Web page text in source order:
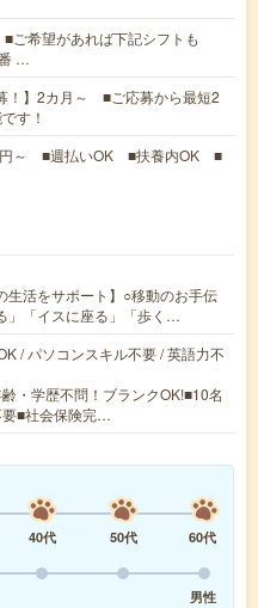
ご希望があれば下記シフトも
…
！】2カ月～ ■ご応募から最短2
す！
円～ ■週払いOK ■扶養内OK ■
生活をサポート】○移動のお手伝
」「イスに座る」「歩く…
/ パソコンスキル不要 / 英語力不
・学歴不問！ブランクOK!■10名
要■社会保険完…
40代 50代
60代
男性